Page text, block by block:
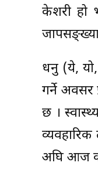
केशरी हो
धनु (ये,
गर्ने अवसर
छ ।
अघि आज